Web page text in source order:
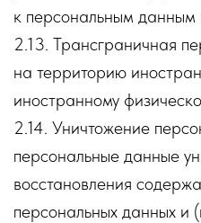
к персональным
2.13. Трансграничная
на территорию
иностранному
2.14. Уничтожение
персональные данные
восстановления
персональных данных и